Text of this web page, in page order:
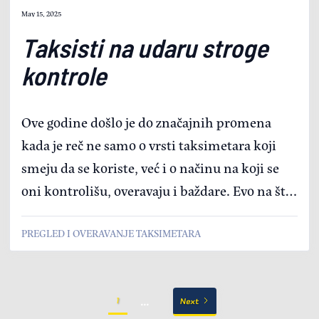
May 15, 2025
Taksisti na udaru stroge
kontrole
Ove godine došlo je do značajnih promena
kada je reč ne samo o vrsti taksimetara koji
smeju da se koriste, već i o načinu na koji se
oni kontrolišu, overavaju i baždare. Evo na šta
treba da obratite posebnu pažnju pre nego što
sednete u taksi vozilo
PREGLED I OVERAVANJE TAKSIMETARA
1 ... Next